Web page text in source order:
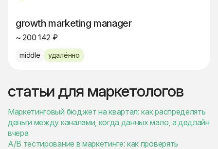
growth marketing manager
~ 200 142 ₽
middle удалённо
статьи для маркетологов
Маркетинговый бюджет на квартал: как распределять
деньги между каналами, когда данных мало, а дедлайн
вчера
A/B тестирование в маркетинге: как проверять